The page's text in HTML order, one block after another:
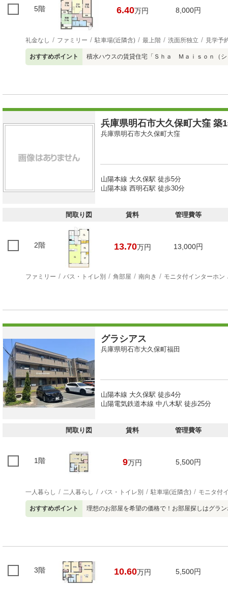
5階 6.40万円 8,000円
礼金なし ファミリー 駐車場(近隣含) 最上階 洗面所独立 見学予
おすすめポイント 積水ハウスの賃貸住宅「Ｓｈａ Ｍａｉｓｏｎ（シ
兵庫県明石市大久保町大窪 築
兵庫県明石市大久保町大窪
山陽本線 大久保駅 徒歩5分
山陽本線 西明石駅 徒歩30分
間取り図 賃料 管理費等
2階 13.70万円 13,000円
ファミリー バス・トイレ別 角部屋 南向き モニタ付インターホン
グラシアス
兵庫県明石市大久保町福田
山陽本線 大久保駅 徒歩4分
山陽電気鉄道本線 中八木駅 徒歩25分
間取り図 賃料 管理費等
1階 9万円 5,500円
一人暮らし 二人暮らし バス・トイレ別 駐車場(近隣含) モニタ付
おすすめポイント 理想のお部屋を希望の価格で！お部屋探しはグラ
3階 10.60万円 5,500円